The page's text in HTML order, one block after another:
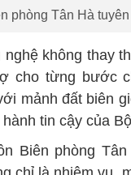
phòng Tân Hà
nghệ không
cho từng bước
mảnh đất biên
tin cậy của
Biên phòng